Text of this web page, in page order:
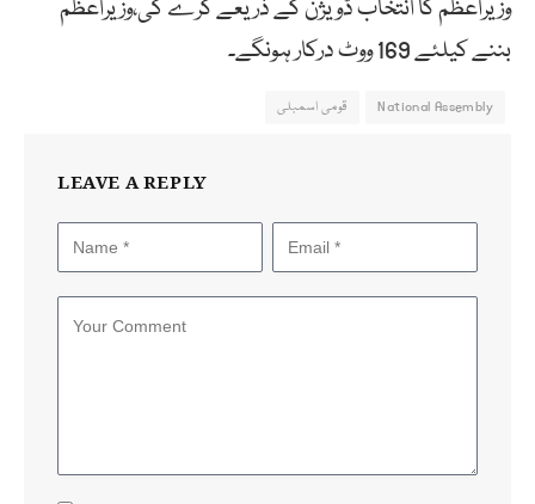
وزیراعظم کا انتخاب ڈویژن کے ذریعے کرے گی،وزیراعظم
بننے کیلئے 169 ووٹ درکار ہونگے۔
National Assembly قومی اسمبلی
LEAVE A REPLY